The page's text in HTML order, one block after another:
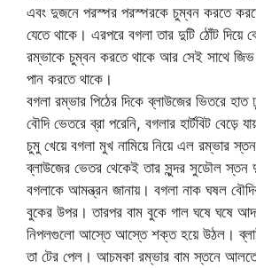
এবং দুজনে পরস্পর পরস্পরকে চুম্বন করতে
যেতে থাকে। এরপরে বগলা তার দুটি ঠোঁট দিয়ে
রম্ভাকে চুম্বন করতে থাকে আর সেই সাথে জিভ
পান করতে থাকে।
বগলা রম্ভার পিঠের দিকে ব্লাউজের ভিতরে হাত
বৌদি ভেতরে ব্রা পরেনি, বগলার হার্টবিট বেড়ে
চুমু খেয়ে বগলা মুখ নামিয়ে নিয়ে এল রম্ভার
ব্লাউজের ভেতর থেকেই তার সুন্দর সুডৌল স্তন
বগলাকে আমন্ত্রন জানায়। বগলা নাক ঘষল
বুকের উপর। তারপর বাম বুকে গাল ঘষে ঘষে
নিপলগুলো আস্তে আস্তে শক্ত হয়ে উঠল।
তা টের পেল। আচমকা রম্ভার বাম স্তনে